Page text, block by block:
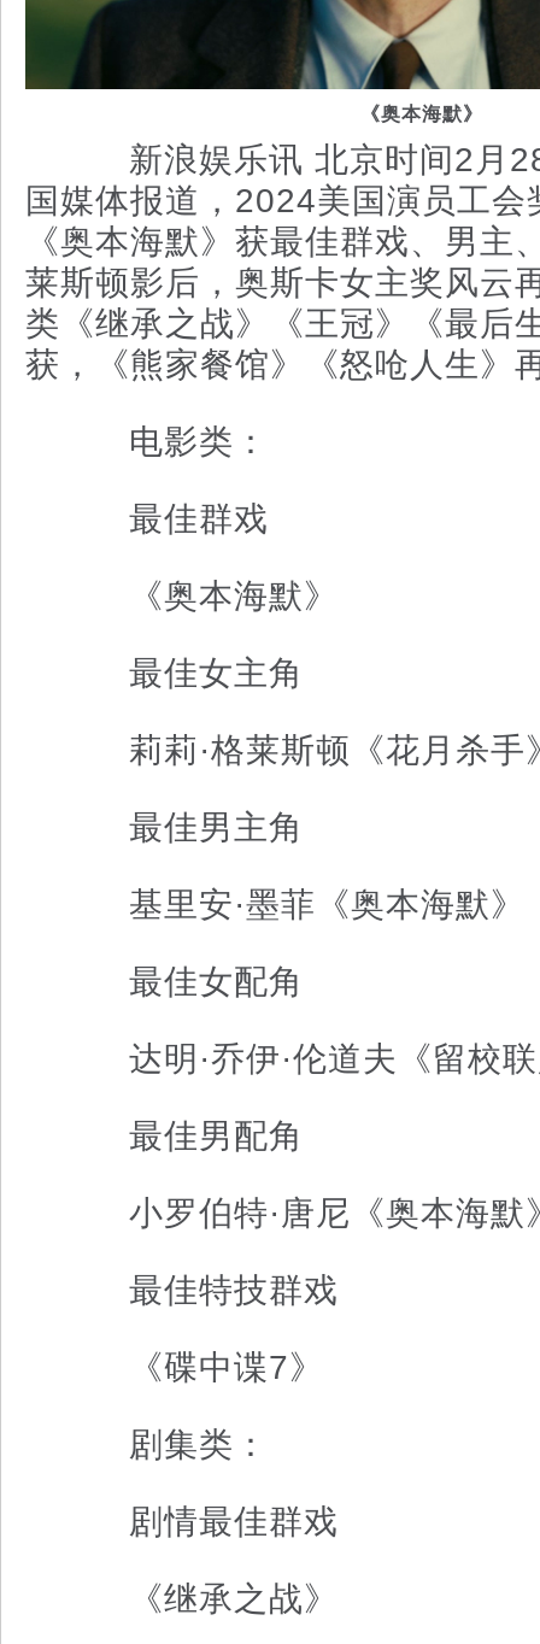
《奥本海默》
新浪娱乐讯 北京时间2月
国媒体报道，2024美国演员工会
《奥本海默》获最佳群戏、男主
莱斯顿影后，奥斯卡女主奖风云
类《继承之战》《王冠》《最后
获，《熊家餐馆》《怒呛人生》
电影类：
最佳群戏
《奥本海默》
最佳女主角
莉莉·格莱斯顿《花月杀手
最佳男主角
基里安·墨菲《奥本海默》
最佳女配角
达明·乔伊·伦道夫《留校
最佳男配角
小罗伯特·唐尼《奥本海默
最佳特技群戏
《碟中谍7》
剧集类：
剧情最佳群戏
《继承之战》